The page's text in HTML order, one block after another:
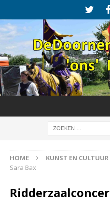
HOME KUNST EN CULTUUR
Sara Bax